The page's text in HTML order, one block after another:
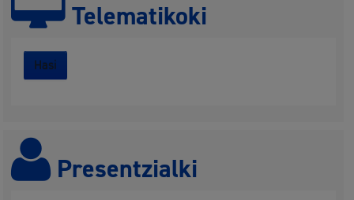
Telematikoki
Hasi
Presentzialki